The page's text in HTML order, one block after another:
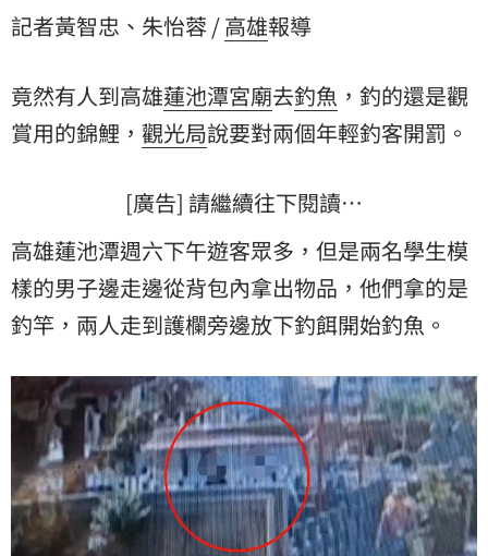
記者黃智忠、朱怡蓉 /高雄報導
竟然有人到高雄蓮池潭宮廟去釣魚 ，釣的還是觀
賞用的錦鯉， 觀光局說要對兩個年輕釣客開罰。
[廣告] 請繼續往下閱讀…
高雄蓮池潭週六下午遊客眾多，但是兩名學生模
樣的男子邊走邊從背包內拿出物品，他們拿的是
釣竿，兩人走到護欄旁邊放下釣餌開始釣魚。